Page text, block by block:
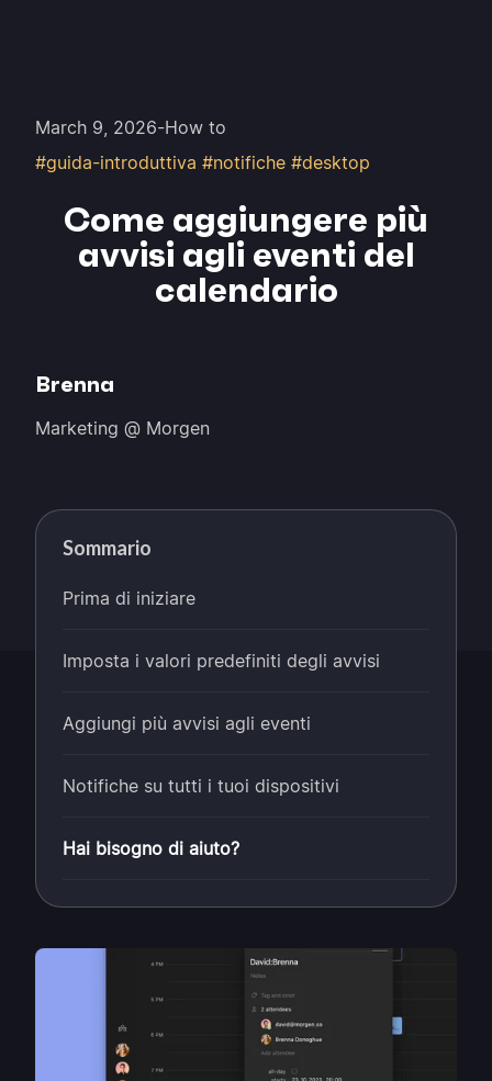
March 9, 2026-How to
#guida-introduttiva #notifiche #desktop
Come aggiungere più
avvisi agli eventi del
calendario
Brenna
Marketing @ Morgen
Sommario
Prima di iniziare
Imposta i valori predefiniti degli avvisi
Aggiungi più avvisi agli eventi
Notifiche su tutti i tuoi dispositivi
Hai bisogno di aiuto?